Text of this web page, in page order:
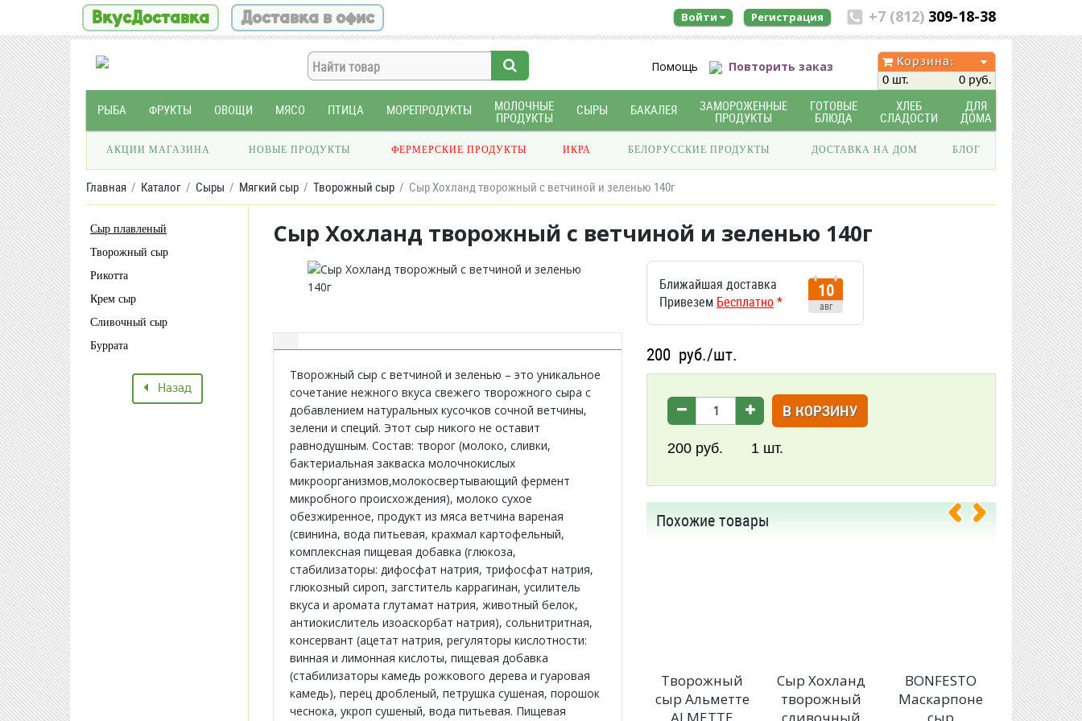
ВкусДоставка Доставка в офис +7 (812) 309-18-38
Войти Регистрация
Помощь Повторить заказ
Корзина:
0 шт.
0 руб.
РЫБА ФРУКТЫ ОВОЩИ МЯСО ПТИЦА МОРЕПРОДУКТЫ МОЛОЧНЫЕ
ПРОДУКТЫ
СЫРЫ БАКАЛЕЯ ЗАМОРОЖЕННЫЕ
ПРОДУКТЫ
ГОТОВЫЕ
БЛЮДА
ХЛЕБ
СЛАДОСТИ
ДЛЯ
ДОМА
АКЦИИ МАГАЗИНА НОВЫЕ ПРОДУКТЫ ФЕРМЕРСКИЕ ПРОДУКТЫ ИКРА БЕЛОРУССКИЕ ПРОДУКТЫ ДОСТАВКА НА ДОМ БЛОГ
Главная Каталог Сыры Мягкий сыр Творожный сыр Сыр Хохланд творожный с ветчиной и зеленью 140г
Сыр плавленый
Творожный сыр
Рикотта
Крем сыр
Сливочный сыр
Буррата
Назад
Сыр Хохланд творожный с ветчиной и зеленью 140г
Творожный сыр с ветчиной и зеленью – это уникальное
сочетание нежного вкуса свежего творожного сыра с
добавлением натуральных кусочков сочной ветчины,
зелени и специй. Этот сыр никого не оставит
равнодушным. Состав: творог (молоко, сливки,
бактериальная закваска молочнокислых
микроорганизмов,молокосвертывающий фермент
микробного происхождения), молоко сухое
обезжиренное, продукт из мяса ветчина вареная
(свинина, вода питьевая, крахмал картофельный,
комплексная пищевая добавка (глюкоза,
стабилизаторы: дифосфат натрия, трифосфат натрия,
глюкозный сироп, загститель каррагинан, усилитель
вкуса и аромата глутамат натрия, животный белок,
антиокислитель изоаскорбат натрия), сольнитритная,
консервант (ацетат натрия, регуляторы кислотности:
винная и лимонная кислоты, пищевая добавка
(стабилизаторы камедь рожкового дерева и гуаровая
камедь), перец дробленый, петрушка сушеная, порошок
чеснока, укроп сушеный, вода питьевая. Пищевая
Ближайшая доставка
Привезем Бесплатно*
10
авг
200 руб./шт.
В КОРЗИНУ
200 руб. 1 шт.
Похожие товары
Творожный
сыр Альметте
Сыр Хохланд
творожный
BONFESTO
Маскарпоне
Сыр